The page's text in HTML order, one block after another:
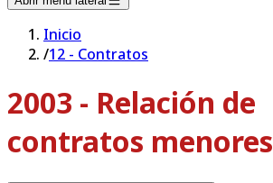
Inicio
/12 - Contratos
2003 - Relación de
contratos menores